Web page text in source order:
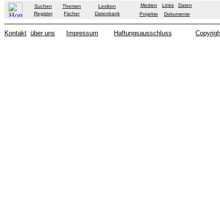
Suchen Themen
Lexikon
Register
Fächer Datenbank
Medien Links
Daten
Projekte
Dokumente
Kontakt über uns Impressum Haftungsausschluss